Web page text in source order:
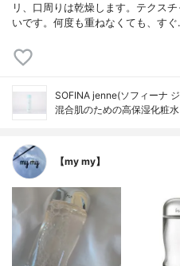
リ、口周りは乾燥します。テクス
いです。何度も重ねなくても、す
SOFINA jenne(ソフィーナ
混合肌のための高保湿化粧
【my my】